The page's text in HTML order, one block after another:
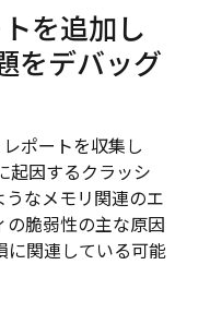
を追加し
をデバッグ
ポートを収集し
起因するクラッシ
うなメモリ関連のエ
の脆弱性の主な原因
に関連している可能